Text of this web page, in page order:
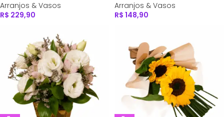
Arranjos & Vasos
R$ 229,90
Arranjos & Vasos
R$ 148,90